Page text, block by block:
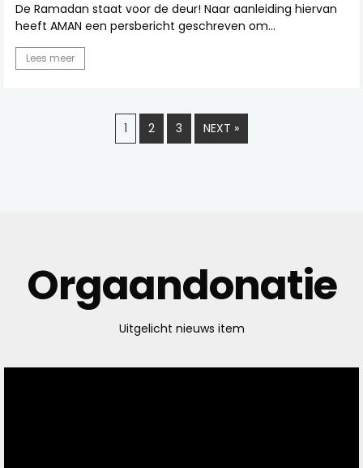
De Ramadan staat voor de deur! Naar aanleiding hiervan
heeft AMAN een persbericht geschreven om...
Lees meer
1 2 3 NEXT »
Orgaandonatie
Uitgelicht nieuws item